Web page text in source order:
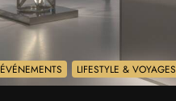
ÉVÉNEMENTS LIFESTYLE & VOYAGES